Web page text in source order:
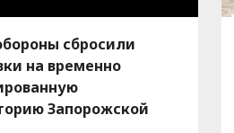
сбросили
на временно
Запорожской